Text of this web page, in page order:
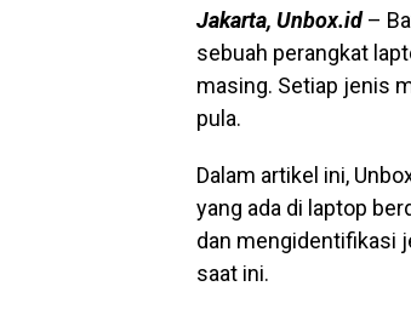
Jakarta, Unbox.id–
sebuah perangkat
masing. Setiap jenis
pula.
Dalam artikel ini,
yang ada di laptop
dan mengidentifikasi
saat ini.